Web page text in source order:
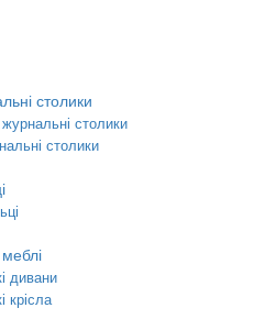
столики
столики
столики
дивани
крісла